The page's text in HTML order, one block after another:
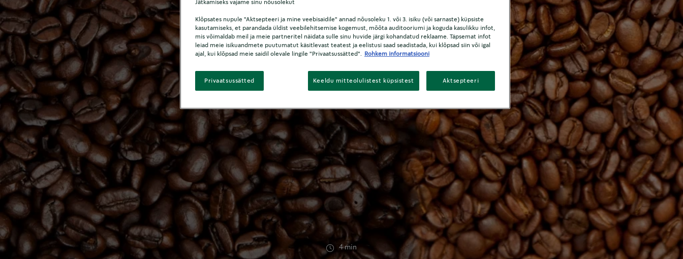
Röstimisspekter
4 min
Jätkamiseks vajame sinu nõusolekut
Klõpsates nupule "Aktsepteeri ja mine veebisaidile" annad nõusoleku 1. või 3. isiku (või sarnaste) küpsiste
kasutamiseks, et parandada üldist veebilehitsemise kogemust, mõõta auditooriumi ja koguda kasulikku infot,
mis võimaldab meil ja meie partneritel näidata sulle sinu huvide järgi kohandatud reklaame. Täpsemat infot
leiad meie isikuandmete puutumatut käsitlevast teatest ja eelistusi saad seadistada, kui klõpsad siin või igal
ajal, kui klõpsad meie saidil olevale lingile "Privaatsussätted".
Rohkem informatsiooni
Keeldu mitteolulistest küpsistest Aktsepteeri
Privaatsussätted